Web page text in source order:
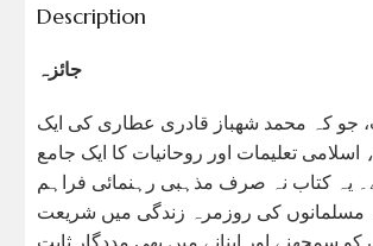
Description
جائزہ
جو کہ محمد شھباز قادری عطاری کی ایک
تعلیمات اور روحانیات کا ایک جامع
یہ کتاب نہ صرف مذہبی رہنمائی فراہم
مسلمانوں کی روزمرہ زندگی میں شریعت
سمجھنے اور اپنانے میں بھی مددگار ثابت